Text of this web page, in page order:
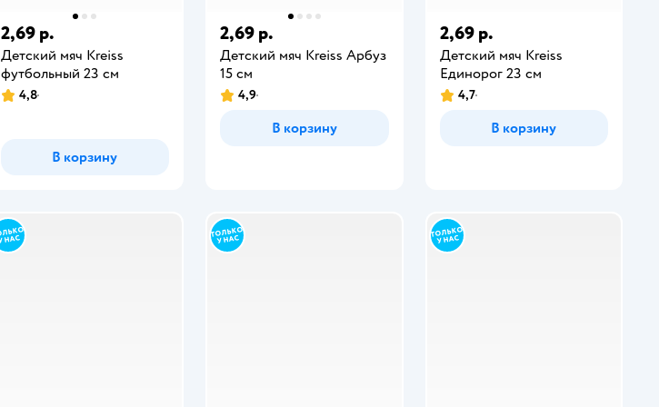
2,69 р.
Детский мяч Kreiss
футбольный 23 см
4,8
В корзину
2,69 р.
Детский мяч Kreiss Арбуз
15 см
4,9
В корзину
2,69 р.
Детский мяч Kreiss
Единорог 23 см
4,7
В корзину